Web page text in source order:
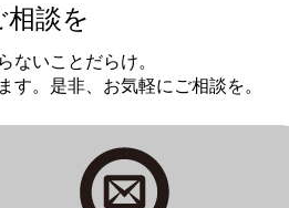
談を
ないことだらけ。
す。是非、お気軽にご相談を。